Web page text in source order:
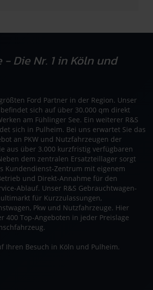
- Die Nr. 1 in Köln und
Ford Partner in der Region. Unser
sich auf über 30.000 qm direkt
am Fühlinger See. Ein weiterer R&S
sich in Pulheim. Bei uns erwartet Sie das
an PKW und Nutzfahrzeugen der
aus über 3.000 kurzfristig verfügbaren
dem zentralen Ersatzteillager sorgt
Kundendienst-Zentrum mit eigenem
und Direkt-Annahme für den
Ablauf. Unser R&S Gebrauchtwagen-
für Kurzzulassungen,
Pkw und Nutzfahrzeuge. Hier
400 Top-Angeboten in jeder Preislage
Ihren Besuch in Köln und Pulheim.